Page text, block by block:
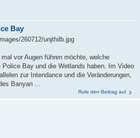
Bay
260712/unjthilb.jpg
vor Augen führen möchte, welche
Bay und die Wetlands haben. Im Video
zur Intendance und die Veränderungen,
Banyan ...
Rufe den Beitrag auf